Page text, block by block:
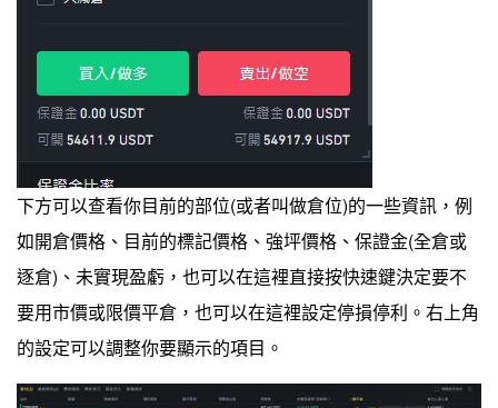
下方可以查看你目前的部位(或者叫做倉位)的一些資訊，例
如開倉價格、目前的標記價格、強坪價格、保證金(全倉或
逐倉)、未實現盈虧，也可以在這裡直接按快速鍵決定要不
要用市價或限價平倉，也可以在這裡設定停損停利。右上角
的設定可以調整你要顯示的項目。